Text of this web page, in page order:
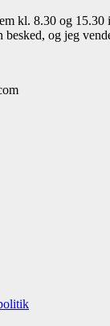
kl. 8.30 og
besked, og jeg